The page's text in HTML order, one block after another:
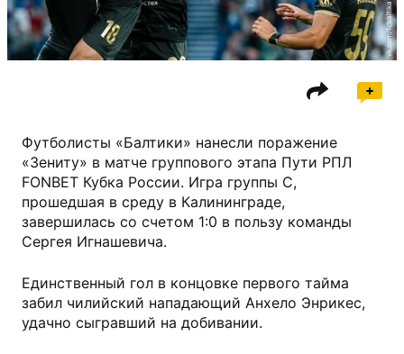
vk.com/fcbaltika
Футболисты «Балтики» нанесли поражение
«Зениту» в матче группового этапа Пути РПЛ
FONBET Кубка России. Игра группы С,
прошедшая в среду в Калининграде,
завершилась со счетом 1:0 в пользу команды
Сергея Игнашевича.
Единственный гол в концовке первого тайма
забил чилийский нападающий Анхело Энрикес,
удачно сыгравший на добивании.